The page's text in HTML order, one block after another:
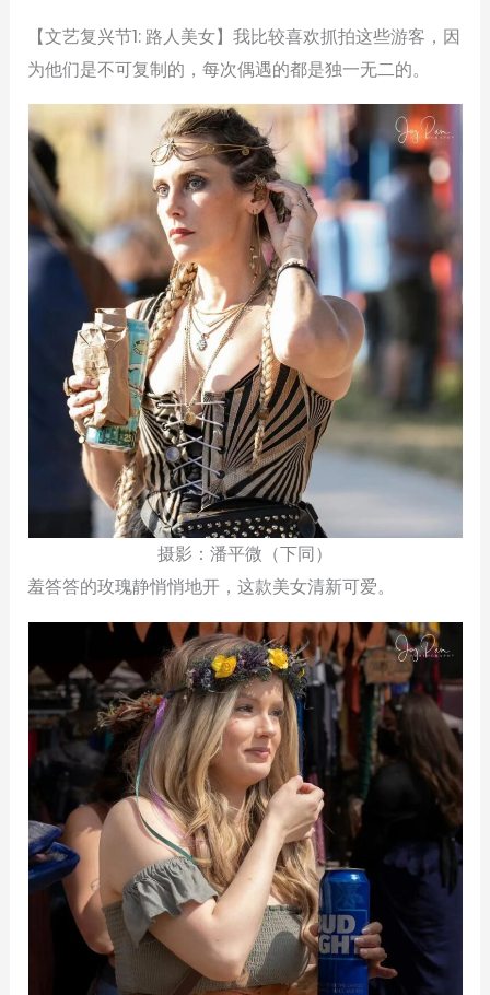
【文艺复兴节1: 路人美女】我比较喜欢抓拍这些游客，因
为他们是不可复制的，每次偶遇的都是独一无二的。
摄影：潘平微（下同）
羞答答的玫瑰静悄悄地开，这款美女清新可爱。